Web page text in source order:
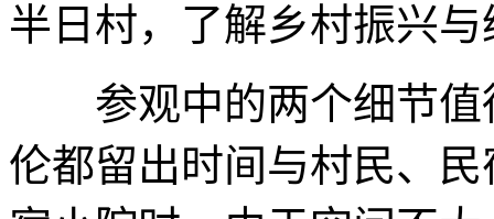
半日村，了解乡村振兴
参观中的两个细节值
伦都留出时间与村民、